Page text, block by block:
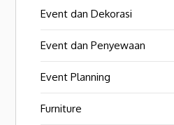
Event dan Dekorasi
Event dan Penyewaan
Event Planning
Furniture